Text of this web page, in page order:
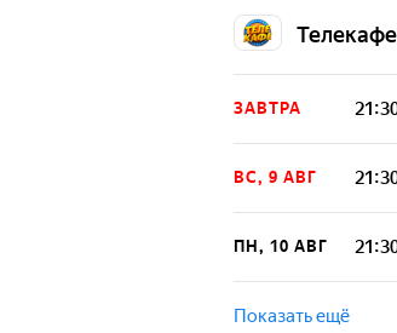
Телекафе
ЗАВТРА
ВС, 9 АВГ
ПН, 10 АВГ
Показать ещё